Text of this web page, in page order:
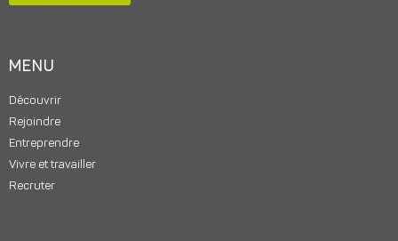
MENU
Découvrir
Rejoindre
Entreprendre
Vivre et travailler
Recruter